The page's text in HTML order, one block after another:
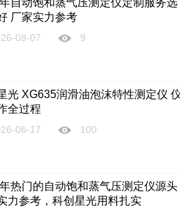
自动饱和蒸气压测定仪定制服务选
厂家实力参考
08-07 9
光 XG635润滑油泡沫特性测定仪 仪
全过程
06-17 100
热门的自动饱和蒸气压测定仪源头
力参考，科创星光用料扎实